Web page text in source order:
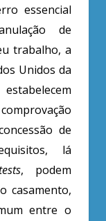
essencial
de
trabalho, a
Unidos da
de
lá
, podem
casamento,
entre o